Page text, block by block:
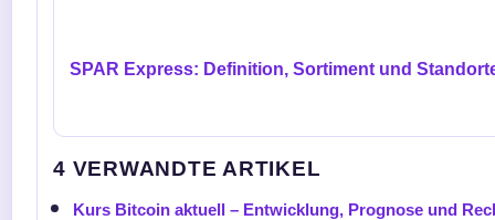
SPAR Express: Definition, Sortiment und
4 VERWANDTE ARTIKEL
Kurs Bitcoin aktuell – Entwicklung, Prognose und